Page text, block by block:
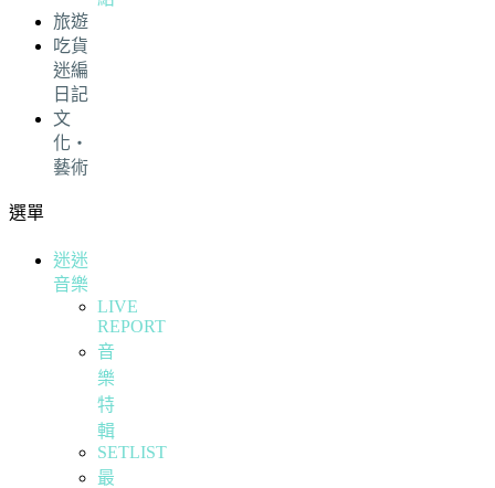
旅遊
吃貨
迷編
日記
文
化・
藝術
選單
迷迷
音樂
LIVE
REPORT
音
樂
特
輯
SETLIST
最